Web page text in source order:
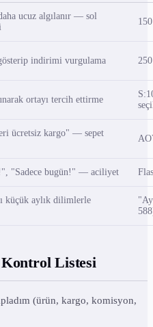
ucuz algılanır — sol
indirimi vurgulama
ortayı tercih ettirme
ücretsiz kargo" — sepet
"Sadece bugün!" — aciliyet
küçük aylık dilimlerle
Listesi
(ürün, kargo, komisyon,